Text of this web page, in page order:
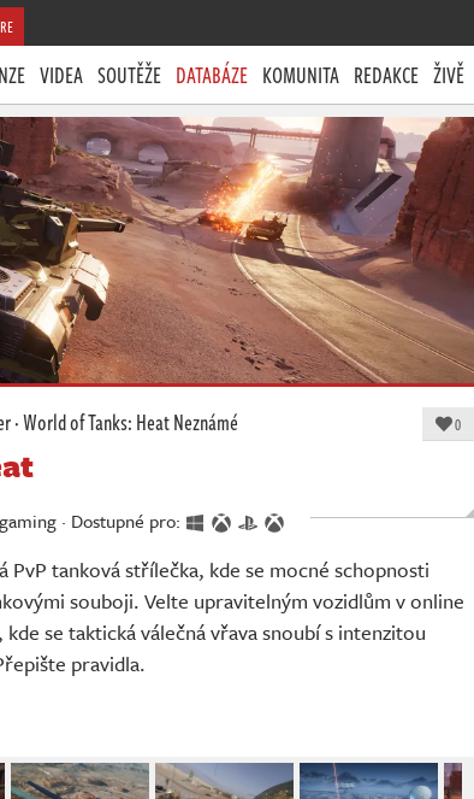
VIDEA SOUTĚŽE DATABÁZE KOMUNITA REDAKCE ŽIVĚ
·World of Tanks: HeatNeznámé 0
· Dostupné pro:
PvP tanková střílečka, kde se mocné schopnosti
souboji. Velte upravitelným vozidlům v online
se taktická válečná vřava snoubí s intenzitou
pravidla.